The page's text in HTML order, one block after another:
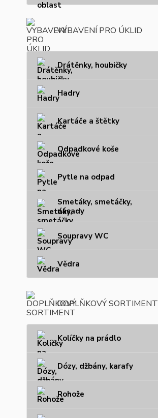
VYBAVENÍ PRO ÚKLID
Drátěnky, houbičky
Hadry
Kartáče a štětky
Odpadkové koše
Pytle na odpad
Smetáky, smetáčky,
násady
Soupravy WC
Vědra
DOPLŇKOVÝ SORTIMENT
Kolíčky na prádlo
Dózy, džbány, karafy
Rohože